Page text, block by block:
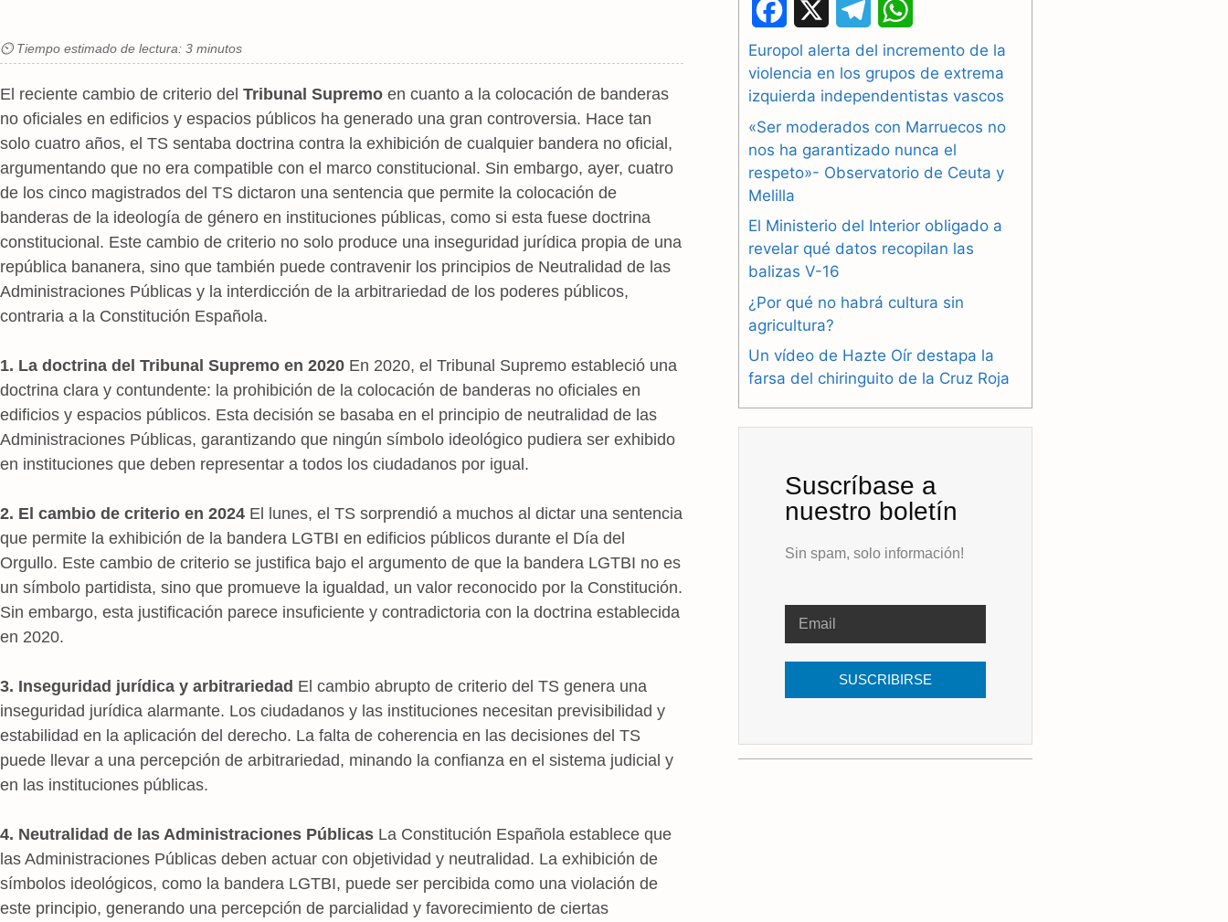
⏲ Tiempo estimado de lectura: 3 minutos
El reciente cambio de criterio del Tribunal Supremo en cuanto a la colocación de banderas
no oficiales en edificios y espacios públicos ha generado una gran controversia. Hace tan
solo cuatro años, el TS sentaba doctrina contra la exhibición de cualquier bandera no oficial,
argumentando que no era compatible con el marco constitucional. Sin embargo, ayer, cuatro
de los cinco magistrados del TS dictaron una sentencia que permite la colocación de
banderas de la ideología de género en instituciones públicas, como si esta fuese doctrina
constitucional. Este cambio de criterio no solo produce una inseguridad jurídica propia de una
república bananera, sino que también puede contravenir los principios de Neutralidad de las
Administraciones Públicas y la interdicción de la arbitrariedad de los poderes públicos,
contraria a la Constitución Española.
1. La doctrina del Tribunal Supremo en 2020 En 2020, el Tribunal Supremo estableció una
doctrina clara y contundente: la prohibición de la colocación de banderas no oficiales en
edificios y espacios públicos. Esta decisión se basaba en el principio de neutralidad de las
Administraciones Públicas, garantizando que ningún símbolo ideológico pudiera ser exhibido
en instituciones que deben representar a todos los ciudadanos por igual.
2. El cambio de criterio en 2024 El lunes, el TS sorprendió a muchos al dictar una sentencia
que permite la exhibición de la bandera LGTBI en edificios públicos durante el Día del
Orgullo. Este cambio de criterio se justifica bajo el argumento de que la bandera LGTBI no es
un símbolo partidista, sino que promueve la igualdad, un valor reconocido por la Constitución.
Sin embargo, esta justificación parece insuficiente y contradictoria con la doctrina establecida
en 2020.
3. Inseguridad jurídica y arbitrariedad El cambio abrupto de criterio del TS genera una
inseguridad jurídica alarmante. Los ciudadanos y las instituciones necesitan previsibilidad y
estabilidad en la aplicación del derecho. La falta de coherencia en las decisiones del TS
puede llevar a una percepción de arbitrariedad, minando la confianza en el sistema judicial y
en las instituciones públicas.
4. Neutralidad de las Administraciones Públicas La Constitución Española establece que
las Administraciones Públicas deben actuar con objetividad y neutralidad. La exhibición de
símbolos ideológicos, como la bandera LGTBI, puede ser percibida como una violación de
este principio, generando una percepción de parcialidad y favorecimiento de ciertas
a
c
b
o
o
k
e
l
g
r
a
m
h
a
s
A
p
p
Europol alerta del incremento de la
violencia en los grupos de extrema
izquierda independentistas vascos
«Ser moderados con Marruecos no
nos ha garantizado nunca el
respeto»- Observatorio de Ceuta y
Melilla
El Ministerio del Interior obligado a
revelar qué datos recopilan las
balizas V-16
¿Por qué no habrá cultura sin
agricultura?
Un vídeo de Hazte Oír destapa la
farsa del chiringuito de la Cruz Roja
Suscríbase a
nuestro boletín
Sin spam, solo información!
SUSCRIBIRSE